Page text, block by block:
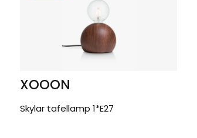
XOOON
Skylar tafellamp 1*E27